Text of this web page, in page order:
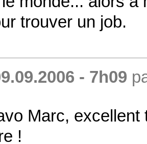
trouver un job.
- 7h09
Marc,
!